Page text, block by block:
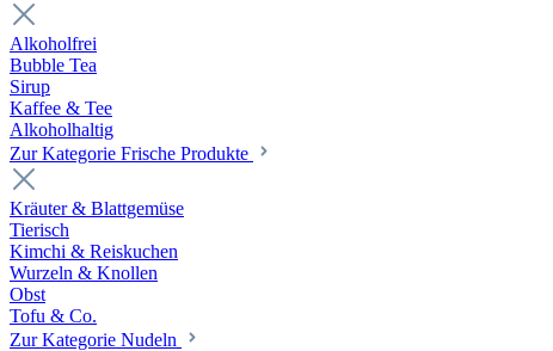
Alkoholfrei
Bubble Tea
Sirup
Kaffee & Tee
Alkoholhaltig
Zur Kategorie Frische Produkte
Kräuter & Blattgemüse
Tierisch
Kimchi & Reiskuchen
Wurzeln & Knollen
Obst
Tofu & Co.
Zur Kategorie Nudeln